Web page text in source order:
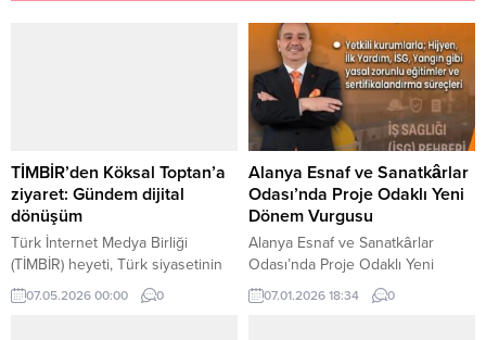
TİMBİR’den Köksal Toptan’a
ziyaret: Gündem dijital
dönüşüm
Türk İnternet Medya Birliği
(TİMBİR) heyeti, Türk siyasetinin
tecrübeli ismi Köksal Toptan’ı
ziyaret etti. Görüşmede
07.05.2026 00:00 0
Alanya Esnaf ve Sanatkârlar
Odası’nda Proje Odaklı Yeni
Dönem Vurgusu
Alanya Esnaf ve Sanatkârlar
Odası’nda Proje Odaklı Yeni
Dönem Vurgusu Alanya Esnaf ve
Sanatkârlar Odası Başkan Adayı
07.01.2026 18:34 0